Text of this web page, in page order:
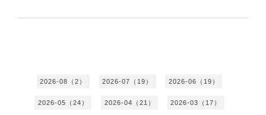
2026-08（2） 2026-07（19） 2026-06（19）
2026-05（24） 2026-04（21） 2026-03（17）